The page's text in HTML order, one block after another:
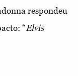
respondeu
“Elvis